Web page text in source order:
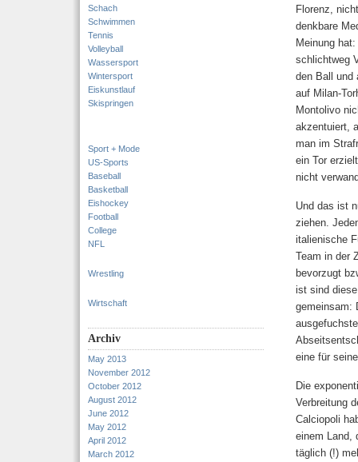
Schach
Schwimmen
Tennis
Volleyball
Wassersport
Wintersport
Eiskunstlauf
Skispringen
Sport + Mode
US-Sports
Baseball
Basketball
Eishockey
Football
College
NFL
Wrestling
Wirtschaft
Archiv
May 2013
November 2012
October 2012
August 2012
June 2012
May 2012
April 2012
March 2012
Florenz,
denkbare
Meinung
schlichtweg
den Ball und
auf Milan-
Montolivo
akzentuiert,
man im
ein Tor
nicht
Und das ist
ziehen.
italienische
Team in der
bevorzugt
ist sind
gemeinsam:
eine für
Die
Verbreitung
Calciopoli
einem Land,
täglich (!)